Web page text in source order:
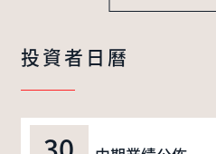
投資者日曆